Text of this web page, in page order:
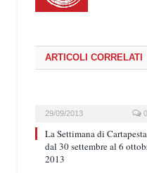
ARTICOLI CORRELATI
29/09/2013 0
La Settimana di Cartapesta
dal 30 settembre al 6
2013